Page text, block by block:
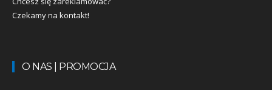
Czekamy na kontakt!
O NAS | PROMOCJA